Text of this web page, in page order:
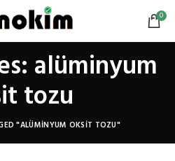
0
alüminyum
tozu
"ALÜMINYUM OKSIT TOZU"